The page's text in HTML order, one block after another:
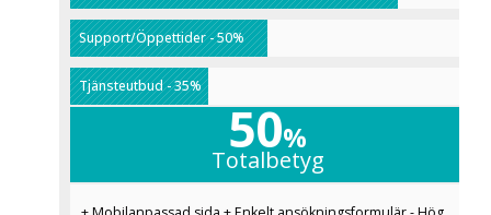
Support/Öppettider - 50%
Tjänsteutbud - 35%
50%
Totalbetyg